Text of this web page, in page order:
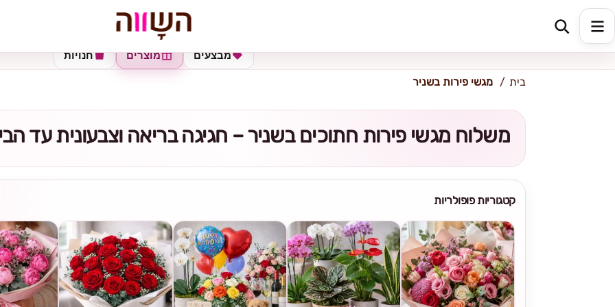
כתובת למשלוח
חנויות מוצרים מבצעים
בית מגשי פירות בשניר
משלוח מגשי פירות חתוכים בשניר – חגיגה בריאה וצבעונית עד
קטגוריות פופולריות